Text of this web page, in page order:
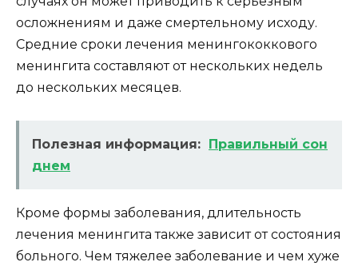
осложнениям и даже смертельному исходу.
Средние сроки лечения менингококкового
менингита составляют от нескольких недель
до нескольких месяцев.
Полезная информация: Правильный сон
днем
Кроме формы заболевания, длительность
лечения менингита также зависит от состояния
больного. Чем тяжелее заболевание и чем хуже